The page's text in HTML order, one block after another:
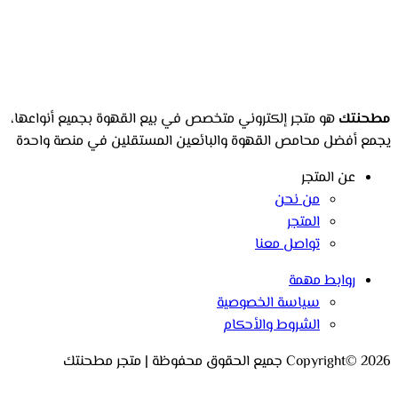
مطحنتك هو متجر إلكتروني متخصص في بيع القهوة بجميع أنواعها،
يجمع أفضل محامص القهوة والبائعين المستقلين في منصة واحدة
عن المتجر
من نحن
المتجر
تواصل معنا
روابط مهمة
سياسة الخصوصية
الشروط والأحكام
Copyright© 2026 جميع الحقوق محفوظة | متجر مطحنتك